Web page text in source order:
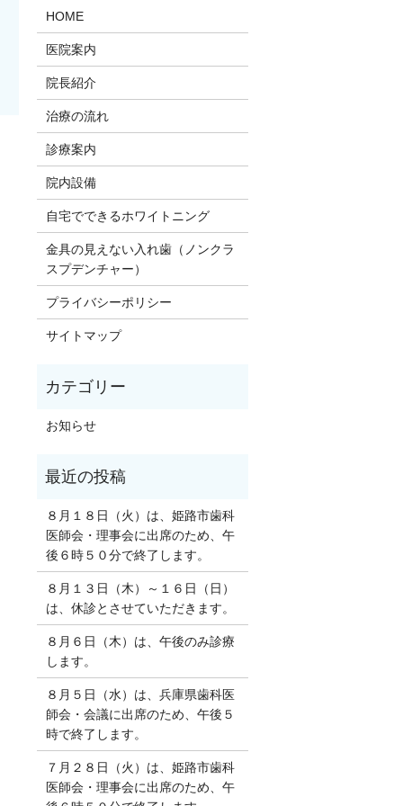
HOME
医院案内
院長紹介
治療の流れ
診療案内
院内設備
自宅でできるホワイトニング
金具の見えない入れ歯（ノンクラ
スプデンチャー）
プライバシーポリシー
サイトマップ
お知らせ
８月１８日（火）は、姫路市歯科
医師会・理事会に出席のため、午
後６時５０分で終了します。
８月１３日（木）～１６日（日）
は、休診とさせていただきます。
８月６日（木）は、午後のみ診療
します。
８月５日（水）は、兵庫県歯科医
師会・会議に出席のため、午後５
時で終了します。
７月２８日（火）は、姫路市歯科
医師会・理事会に出席のため、午